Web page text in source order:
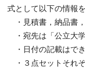
式として以下の情報
・見積書，納品書
・宛先は「公立大
・日付の記載はで
・３点セットそれ